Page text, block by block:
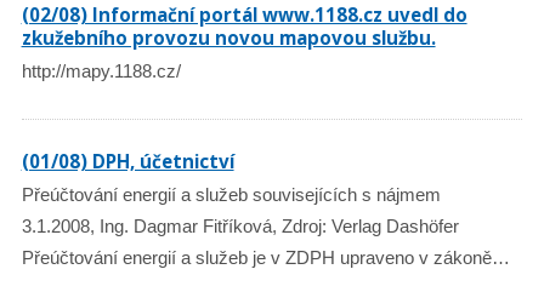
(02/08) Informační portál www.1188.cz uvedl do
zkužebního provozu novou mapovou službu.
http://mapy.1188.cz/
(01/08) DPH, účetnictví
Přeúčtování energií a služeb souvisejících s nájmem
3.1.2008, Ing. Dagmar Fitříková, Zdroj: Verlag Dashöfer
Přeúčtování energií a služeb je v ZDPH upraveno v zákoně…